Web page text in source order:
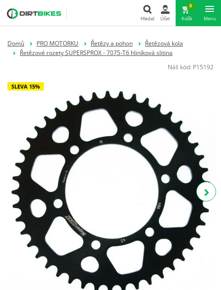
Hledat Účet
0
Košík Menu
Domů PRO MOTORKU Řetězy a pohon
Řetězová kola
Řetězové rozety SUPERSPROX - 7075-T6 hliníková slitina
Náš kód: P15192
SLEVA 15%